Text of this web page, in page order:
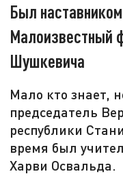
Был
Малоизвестный
Шушкевича
Мало кто знает,
председатель
республики
время был
Харви Освальда.